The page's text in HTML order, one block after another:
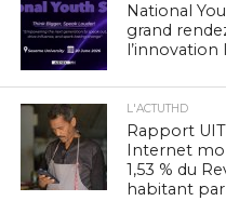
National
grand
l’innovation
L'ACTUTHD
Rapport
Internet
1,53 % du
habitant